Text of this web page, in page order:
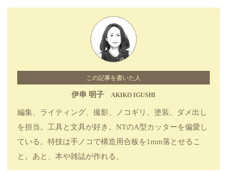
この記事を書いた人
伊串 明子 AKIKO IGUSHI
編集、ライティング、撮影、ノコギリ、塗装、ダメ出し
を担当。工具と文具が好き。NTのA型カッターを偏愛し
ている。特技は手ノコで構造用合板を1mm落とせるこ
と。あと、本や雑誌が作れる。